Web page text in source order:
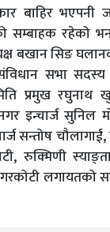
बाहिर भएपनी
सम्बाहक रहेको
बखान सिङ
सभा
प्रमुख रघुनाथ
इन्चार्ज सुनिल
सन्तोष
रुक्मिणी
लगायतको